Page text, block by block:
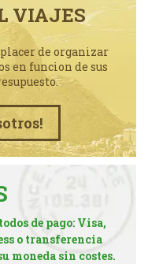
VIAJES
de organizar
en funcion de sus
de pago: Visa,
o transferencia
moneda sin costes.